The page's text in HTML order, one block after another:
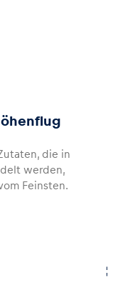
die in
werden,
Feinsten.